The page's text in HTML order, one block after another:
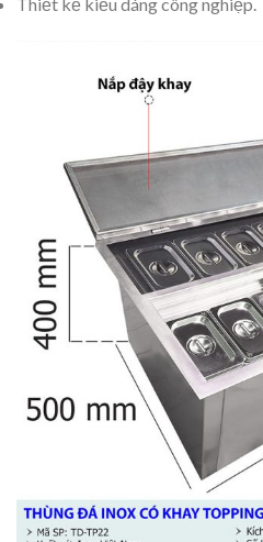
Thiết kế kiểu dáng công nghiệp.